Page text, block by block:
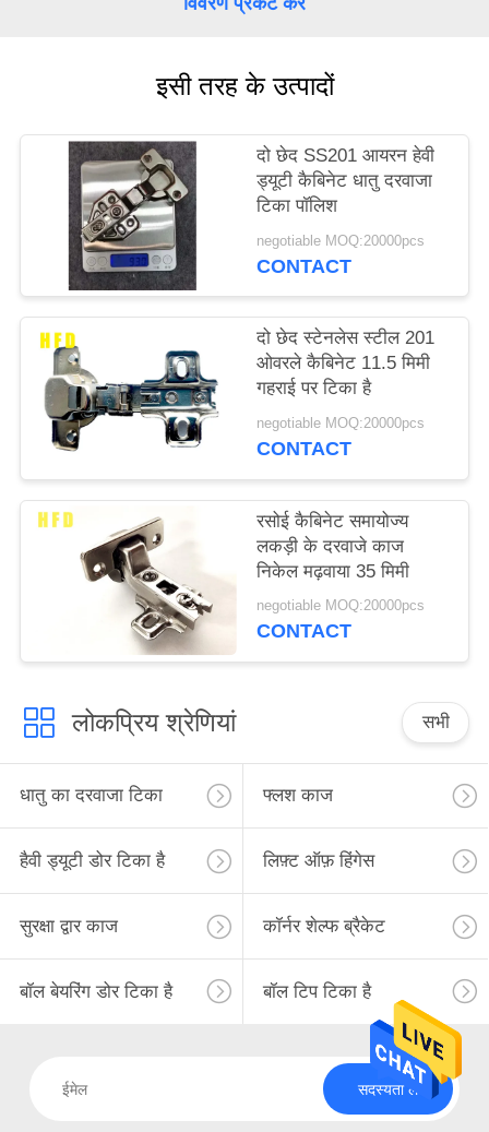
POLICY
इसी तरह के उत्पादों
दो छेद SS201 आयरन हेवी
ड्यूटी कैबिनेट धातु दरवाजा
टिका पॉलिश
negotiable MOQ:20000pcs
CONTACT
दो छेद स्टेनलेस स्टील 201
ओवरले कैबिनेट 11.5 मिमी
गहराई पर टिका है
negotiable MOQ:20000pcs
CONTACT
रसोई कैबिनेट समायोज्य
लकड़ी के दरवाजे काज
निकेल मढ़वाया 35 मिमी
negotiable MOQ:20000pcs
CONTACT
लोकप्रिय श्रेणियां सभी
धातु का दरवाजा टिका फ्लश काज
हैवी ड्यूटी डोर टिका है लिफ़्ट ऑफ़ हिंगेस
सुरक्षा द्वार काज कॉर्नर शेल्फ ब्रैकेट
बॉल बेयरिंग डोर टिका है बॉल टिप टिका है
सदस्यता लें